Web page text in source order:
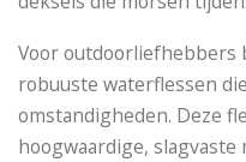
Voor outdoorliefhebbers
robuuste waterflessen
omstandigheden. Deze
hoogwaardige,